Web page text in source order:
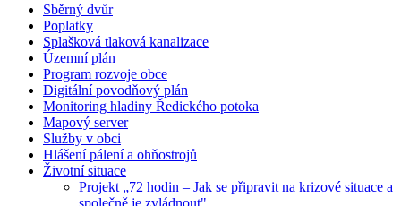
Sběrný dvůr
Poplatky
Splašková tlaková kanalizace
Územní plán
Program rozvoje obce
Digitální povodňový plán
Monitoring hladiny Ředického potoka
Mapový server
Služby v obci
Hlášení pálení a ohňostrojů
Životní situace
Projekt „72 hodin – Jak se připravit na krizové situace a
společně je zvládnout"